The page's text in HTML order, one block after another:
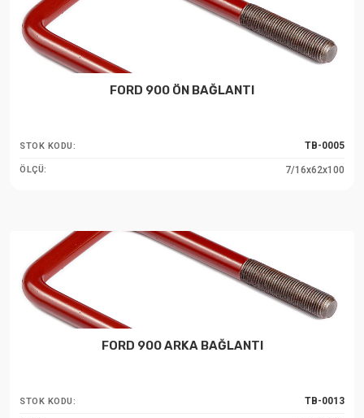
FORD 900 ÖN BAĞLANTI
STOK KODU: TB-0005
ÖLÇÜ: 7/16x62x100
FORD 900 ARKA BAĞLANTI
STOK KODU: TB-0013